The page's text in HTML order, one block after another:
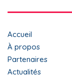
Top
menu
footer
Accueil
À propos
Partenaires
Actualités